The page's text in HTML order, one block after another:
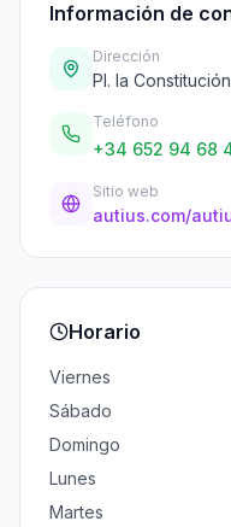
Información de
Dirección
Pl. la
Teléfono
+34 652 94 68
Sitio web
autius.com/
Horario
Viernes
Sábado
Domingo
Lunes
Martes